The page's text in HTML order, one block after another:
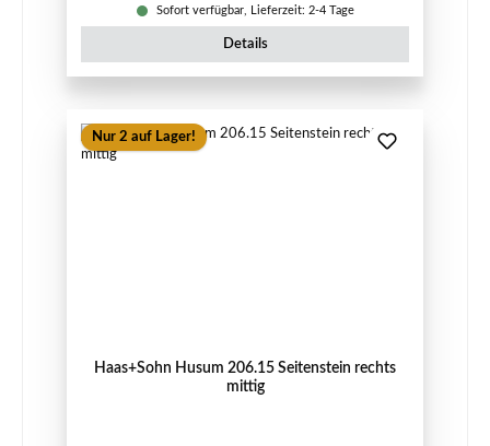
Sofort verfügbar, Lieferzeit: 2-4 Tage
Details
Nur 2 auf Lager!
Haas+Sohn Husum 206.15 Seitenstein rechts
mittig